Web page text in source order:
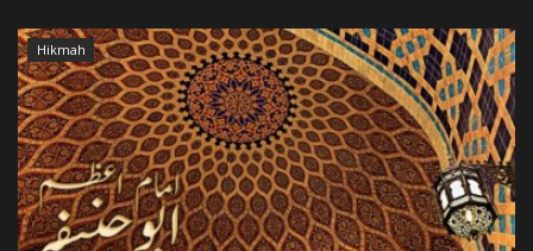
Hikmah